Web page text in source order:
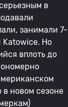
в
занимали 7-
Katowice. Но
вплоть до
в новом сезоне